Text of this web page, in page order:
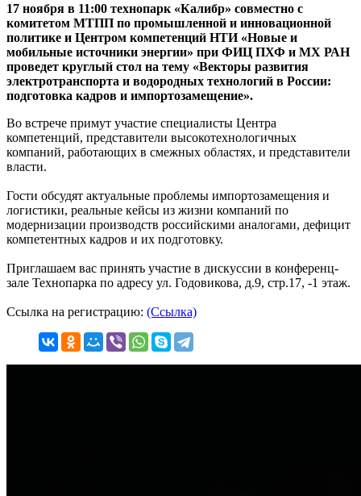
17 ноября в 11:00 технопарк «Калибр» совместно с
комитетом МТПП по промышленной и инновационной
политике и Центром компетенций НТИ «Новые и
мобильные источники энергии» при ФИЦ ПХФ и МХ РАН
проведет круглый стол на тему «Векторы развития
электротранспорта и водородных технологий в России:
подготовка кадров и импортозамещение».
Во встрече примут участие специалисты Центра
компетенций, представители высокотехнологичных
компаний, работающих в смежных областях, и представители
власти.
Гости обсудят актуальные проблемы импортозамещения и
логистики, реальные кейсы из жизни компаний по
модернизации производств российскими аналогами, дефицит
компетентных кадров и их подготовку.
Приглашаем вас принять участие в дискуссии в конференц-
зале Технопарка по адресу ул. Годовикова, д.9, стр.17, -1 этаж.
Ссылка на регистрацию: (Ссылка)